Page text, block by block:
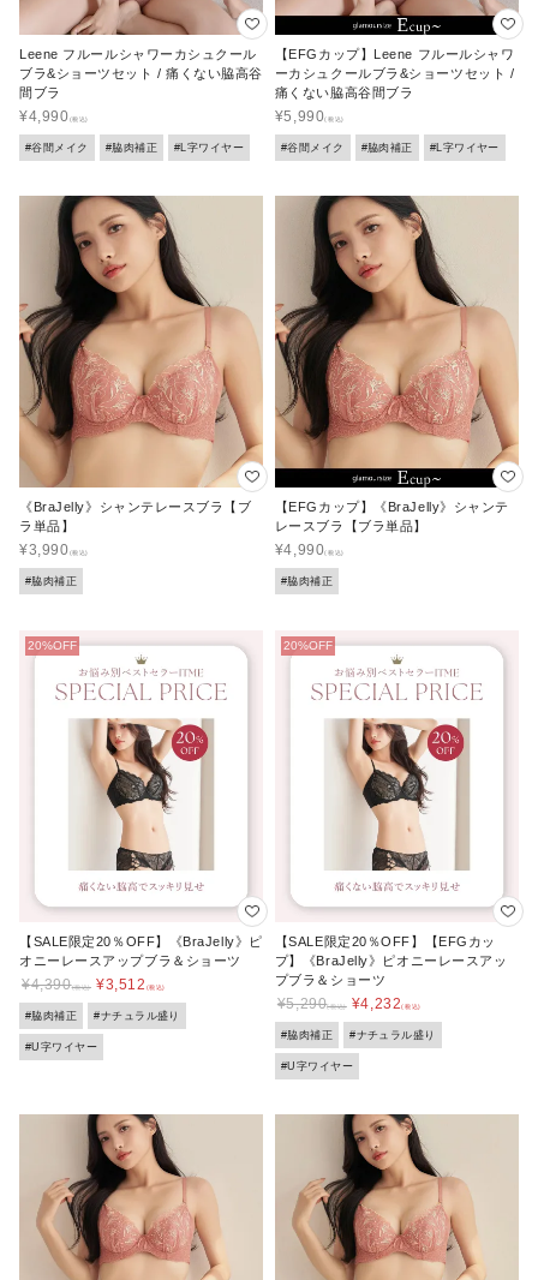
Leene フルールシャワーカシュクール
ブラ&ショーツセット / 痛くない脇高谷
間ブラ
¥4,990
#谷間メイク #脇肉補正 #L字ワイヤー
【EFGカップ】Leene フルールシャワ
ーカシュクールブラ&ショーツセット /
痛くない脇高谷間ブラ
¥5,990
#谷間メイク #脇肉補正 #L字ワイヤー
《BraJelly》シャンテレースブラ【ブ
ラ単品】
¥3,990
#脇肉補正
【EFGカップ】《BraJelly》シャンテ
レースブラ【ブラ単品】
¥4,990
#脇肉補正
【SALE限定20％OFF】《BraJelly》ピ
オニーレースアップブラ＆ショーツ
¥4,390 ¥3,512
#脇肉補正 #ナチュラル盛り
#U字ワイヤー
【SALE限定20％OFF】【EFGカッ
プ】《BraJelly》ピオニーレースアッ
プブラ＆ショーツ
¥5,290 ¥4,232
#脇肉補正 #ナチュラル盛り
#U字ワイヤー